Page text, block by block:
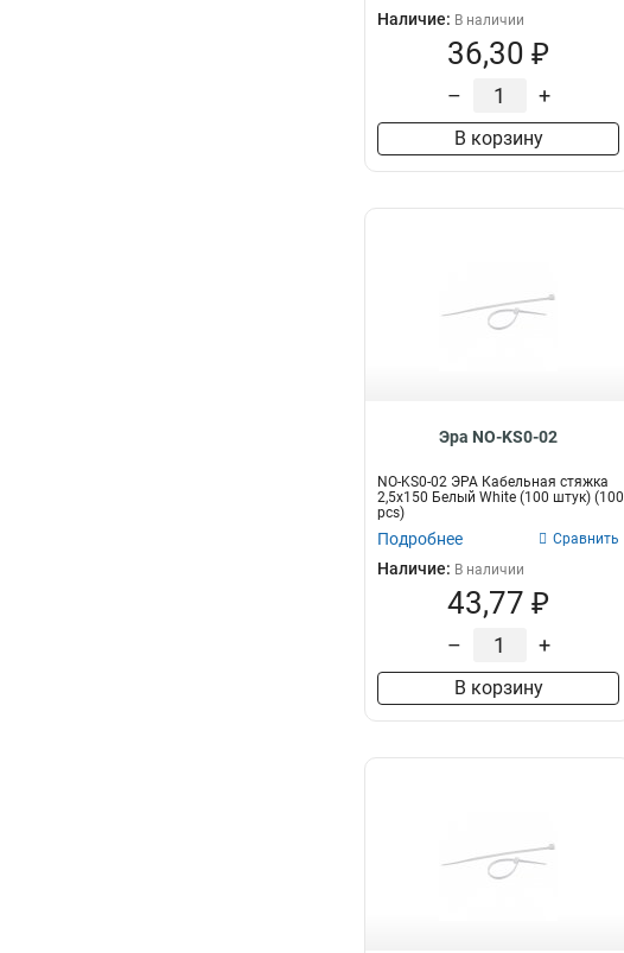
Наличие: В наличии
36,30 ₽
– +
В корзину
Эра NO-KS0-02
NO-KS0-02 ЭРА Кабельная стяжка
2,5х150 Белый White (100 штук) (100
pcs)
Подробнее Сравнить
Наличие: В наличии
43,77 ₽
– +
В корзину